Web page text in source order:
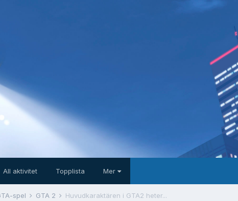
All aktivitet Topplista Mer
spel GTA 2 Huvudkaraktären i GTA2 heter...